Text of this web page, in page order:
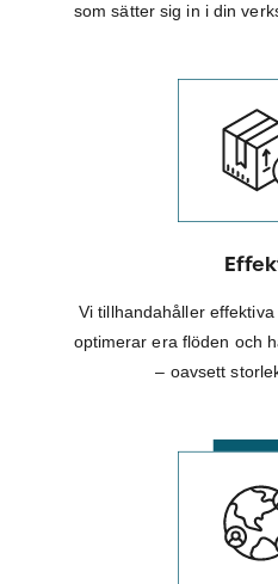
som sätter sig in i din
Vi tillhandahåller
optimerar era flöden och
– oavsett